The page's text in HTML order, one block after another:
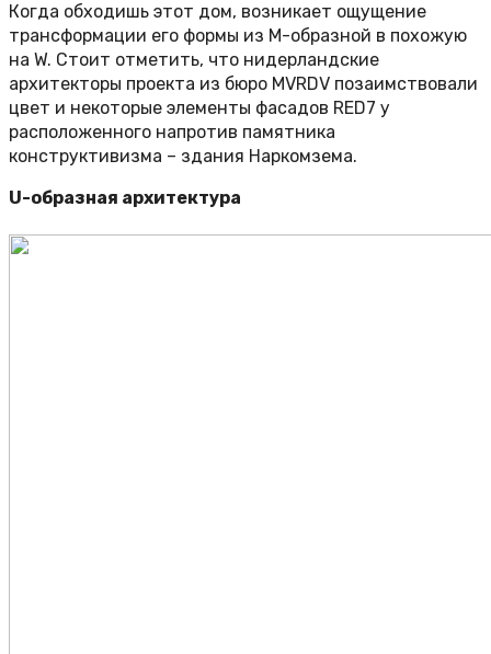
Когда обходишь этот дом, возникает ощущение
трансформации его формы из M-образной в похожую
на W. Стоит отметить, что нидерландские
архитекторы проекта из бюро MVRDV позаимствовали
цвет и некоторые элементы фасадов RED7 у
расположенного напротив памятника
конструктивизма – здания Наркомзема.
U-образная архитектура